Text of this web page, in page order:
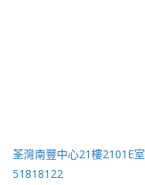
荃灣南豐中心21樓2101E室
51818122